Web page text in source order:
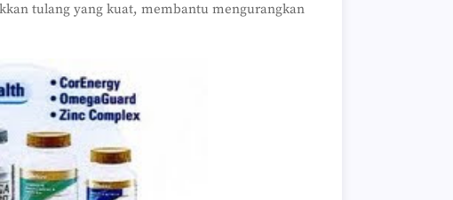
tulang yang kuat, membantu mengurangkan